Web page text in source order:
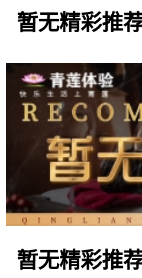
暂无精彩推
暂无精彩推